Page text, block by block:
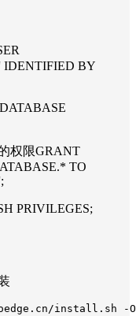
IDENTIFIED BY
权限GRANT
TO
PRIVILEGES;
install.sh -